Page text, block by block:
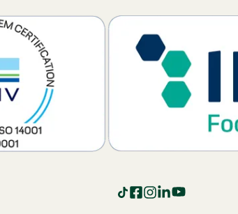
TikTok
Facebook
Instagram
LinkedIn
YouTube